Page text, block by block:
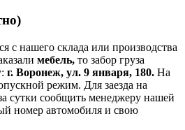
с нашего склада или производства
мебель, то забор груза
г. Воронеж, ул. 9 января, 180. На
режим. Для заезда на
сутки сообщить менеджеру нашей
номер автомобиля и свою